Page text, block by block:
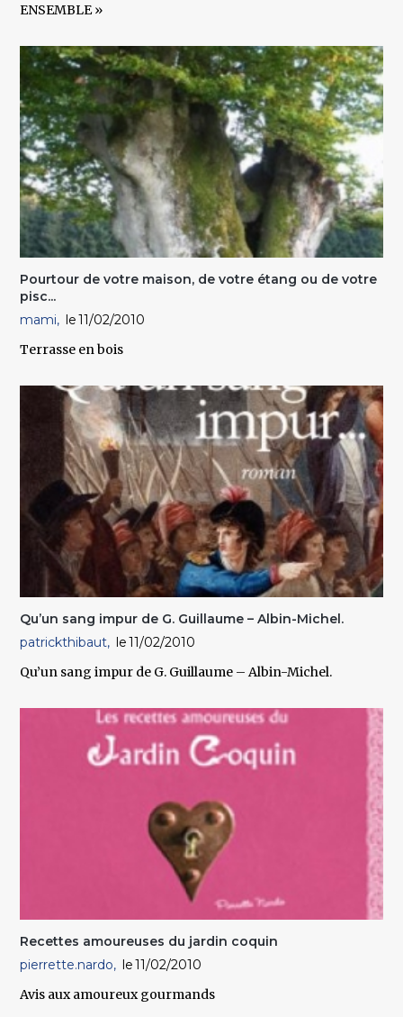
ENSEMBLE »
Pourtour de votre maison, de votre étang ou de votre
pisc...
mami
11/02/2010
Terrasse en bois
Qu’un sang impur de G. Guillaume – Albin-Michel.
patrickthibaut
11/02/2010
Qu’un sang impur de G. Guillaume – Albin-Michel.
Recettes amoureuses du jardin coquin
pierrette.nardo
11/02/2010
Avis aux amoureux gourmands